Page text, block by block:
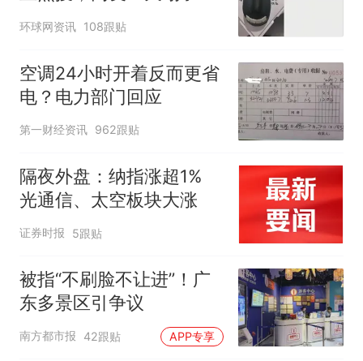
环球网资讯 108跟贴
空调24小时开着反而更省
电？电力部门回应
第一财经资讯 962跟贴
隔夜外盘：纳指涨超1%
光通信、太空板块大涨
证券时报 5跟贴
被指“不刷脸不让进”！广
东多景区引争议
南方都市报 42跟贴 APP专享